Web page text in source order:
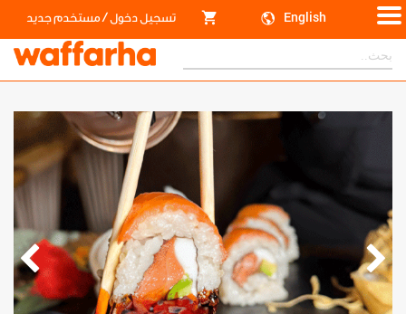
English تسجيل دخول/مستخدم جديد